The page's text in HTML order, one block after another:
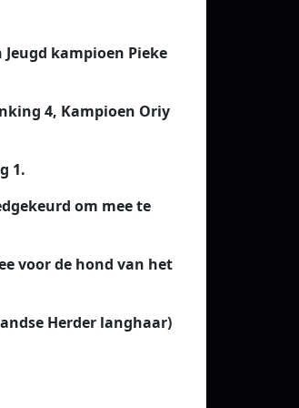
kampioen Pieke
4, Kampioen Oriy
1.
om mee te
voor de hond van het
Herder langhaar)